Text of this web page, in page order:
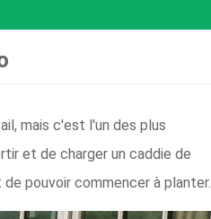
mais c'est l'un des plus
et de charger un caddie de
pouvoir commencer à planter.